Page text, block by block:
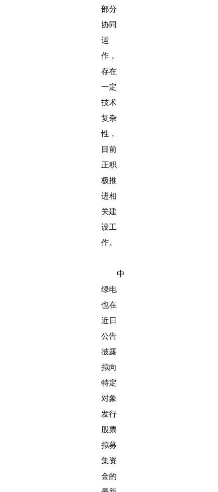
部分
协同
运
作，
存在
一定
技术
复杂
性，
目前
正积
极推
进相
关建
设工
作。
中
绿电
也在
近日
公告
披露
拟向
特定
对象
发行
股票
拟募
集资
金的